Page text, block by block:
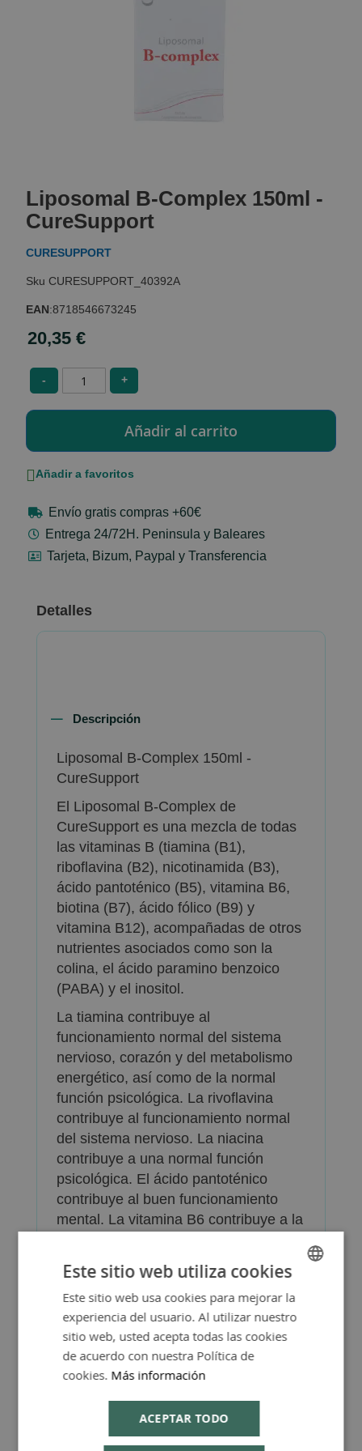
the
beginning
of
the
gallery
Liposomal B-Complex 150ml -
CureSupport
CURESUPPORT
CURESUPPORT_40392A
EAN:8718546673245
20,35 €
- +
Añadir a favoritos
Envío gratis compras +60€
Entrega 24/72H. Peninsula y Baleares
Tarjeta, Bizum, Paypal y Transferencia
Detalles
Descripción
Liposomal B-Complex 150ml -
CureSupport
El Liposomal B-Complex de
CureSupport es una mezcla de todas
las vitaminas B (tiamina (B1),
riboflavina (B2), nicotinamida (B3),
ácido pantoténico (B5), vitamina B6,
biotina (B7), ácido fólico (B9) y
vitamina B12), acompañadas de otros
nutrientes asociados como son la
colina, el ácido paramino benzoico
(PABA) y el inositol.
La tiamina contribuye al
funcionamiento normal del sistema
nervioso, corazón y del metabolismo
energético, así como de la normal
función psicológica. La rivoflavina
contribuye al funcionamiento normal
del sistema nervioso. La niacina
contribuye a una normal función
psicológica. El ácido pantoténico
contribuye al buen funcionamiento
mental. La vitamina B6 contribuye a la
funcionamiento normal del sistema
nervioso. El folato contribuye a la
formación de sangre normal y la
vitamina B12 contribuye a la
formación normal de glóbulos rojos.
SPANISH
ENGLISH
Este sitio web utiliza cookies
Este sitio web usa cookies para mejorar la
experiencia del usuario. Al utilizar nuestro
sitio web, usted acepta todas las cookies
de acuerdo con nuestra Política de
cookies. Más información
ACEPTAR TODO